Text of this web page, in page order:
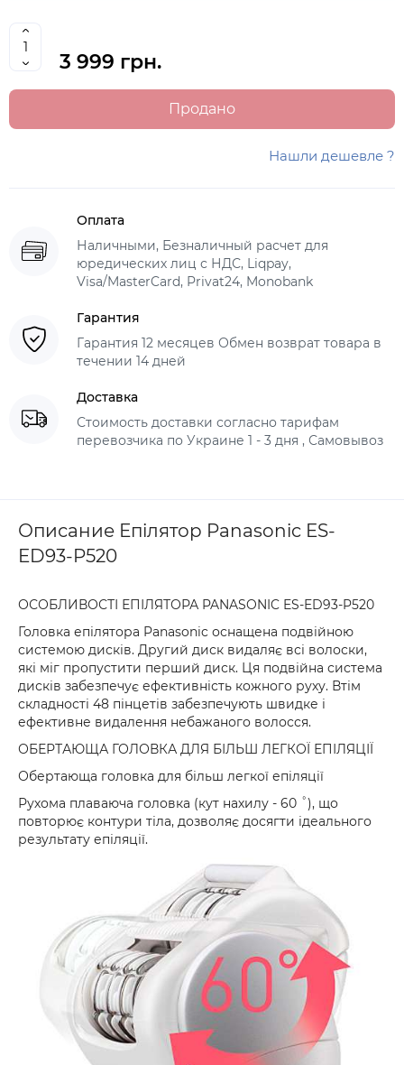
3 999 грн.
Продано
Нашли дешевле ?
Оплата
Наличными, Безналичный расчет для
юредических лиц с НДС, Liqpay,
Visa/MasterCard, Privat24, Monobank
Гарантия
Гарантия 12 месяцев Обмен возврат товара в
течении 14 дней
Доставка
Стоимость доставки согласно тарифам
перевозчика по Украине 1 - 3 дня , Самовывоз
Описание Епілятор Panasonic ES-
ED93-P520
ОСОБЛИВОСТІ ЕПІЛЯТОРА PANASONIC ES-ED93-P520
Головка епілятора Panasonic оснащена подвійною
системою дисків. Другий диск видаляє всі волоски,
які міг пропустити перший диск. Ця подвійна система
дисків забезпечує ефективність кожного руху. Втім
складності 48 пінцетів забезпечують швидке і
ефективне видалення небажаного волосся.
ОБЕРТАЮЩА ГОЛОВКА ДЛЯ БІЛЬШ ЛЕГКОЇ ЕПІЛЯЦІЇ
Обертающа головка для більш легкої епіляції
Рухома плаваюча головка (кут нахилу - 60 ˚), що
повторює контури тіла, дозволяє досягти ідеального
результату епіляції.